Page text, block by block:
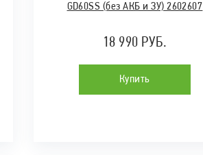
GD60SS (без АКБ и ЗУ) 2602607
18 990 РУБ.
Купить